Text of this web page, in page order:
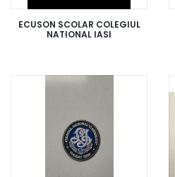
ECUSON SCOLAR COLEGIUL
NATIONAL IASI